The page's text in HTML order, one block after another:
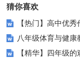
猜你喜欢
【热门】高中优
篇 八年级体育与健康
总结 【精华】四年级的